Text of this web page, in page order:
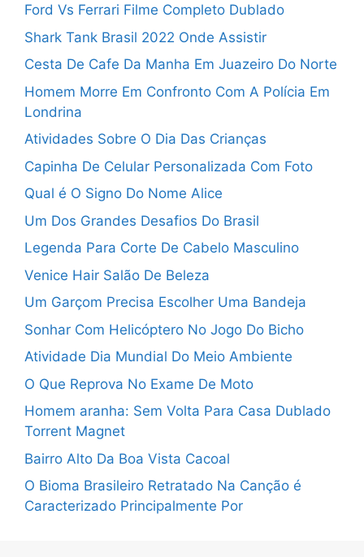
Ford Vs Ferrari Filme Completo Dublado
Shark Tank Brasil 2022 Onde Assistir
Cesta De Cafe Da Manha Em Juazeiro Do Norte
Homem Morre Em Confronto Com A Polícia Em
Londrina
Atividades Sobre O Dia Das Crianças
Capinha De Celular Personalizada Com Foto
Qual é O Signo Do Nome Alice
Um Dos Grandes Desafios Do Brasil
Legenda Para Corte De Cabelo Masculino
Venice Hair Salão De Beleza
Um Garçom Precisa Escolher Uma Bandeja
Sonhar Com Helicóptero No Jogo Do Bicho
Atividade Dia Mundial Do Meio Ambiente
O Que Reprova No Exame De Moto
Homem aranha: Sem Volta Para Casa Dublado
Torrent Magnet
Bairro Alto Da Boa Vista Cacoal
O Bioma Brasileiro Retratado Na Canção é
Caracterizado Principalmente Por